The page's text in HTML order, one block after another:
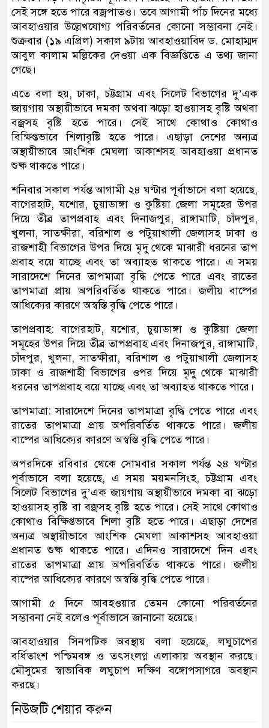
সেই সঙ্গে হতে পারে বজ্রপাতও। তবে আগামী পাঁচ দিনের মধ্যে
আবহাওয়ার উল্লেখযোগ্য পরিবর্তনের কোনো সম্ভাবনা নেই।
শুক্রবার (১৯ এপ্রিল) সকাল ৯টায় আবহাওয়াবিদ ড. মোহাম্মদ
আবুল কালাম মল্লিকের দেওয়া এক বিজ্ঞপ্তিতে এ তথ্য জানা
গেছে।
এতে বলা হয়, ঢাকা, চট্টগ্রাম এবং সিলেট বিভাগের দু’এক
জায়গায় অস্থায়ীভাবে দমকা অথবা ঝড়ো হাওয়াসহ বৃষ্টি অথবা
বজ্রসহ বৃষ্টি হতে পারে। সেই সাথে কোথাও কোথাও
বিক্ষিপ্তভাবে শিলাবৃষ্টি হতে পারে। এছাড়া দেশের অন্যত্র
অস্থায়ীভাবে আংশিক মেঘলা আকাশসহ আবহাওয়া প্রধানত
শুষ্ক থাকতে পারে।
শনিবার সকাল পর্যন্ত আগামী ২৪ ঘণ্টার পূর্বাভাসে বলা হয়েছে,
বাগেরহাট, যশোর, চুয়াডাঙ্গা ও কুষ্টিয়া জেলা সমূহের উপর
দিয়ে তীব্র তাপপ্রবাহ এবং দিনাজপুর, রাঙ্গামাটি, চাঁদপুর,
খুলনা, সাতক্ষীরা, বরিশাল ও পটুয়াখালী জেলাসহ ঢাকা ও
রাজশাহী বিভাগের উপর দিয়ে মৃদু থেকে মাঝারী ধরনের তাপ
প্রবাহ বয়ে যাচ্ছে এবং তা অব্যাহত থাকতে পারে। এ সময়
সারাদেশে দিনের তাপমাত্রা বৃদ্ধি পেতে পারে এবং রাতের
তাপমাত্রা প্রায় অপরিবর্তিত থাকতে পারে। জলীয় বাষ্পের
আধিক্যের কারণে অস্বস্তি বৃদ্ধি পেতে পারে।
তাপপ্রবাহ: বাগেরহাট, যশোর, চুয়াডাঙ্গা ও কুষ্টিয়া জেলা
সমূহের উপর দিয়ে তীব্র তাপপ্রবাহ এবং দিনাজপুর, রাঙ্গামাটি,
চাঁদপুর, খুলনা, সাতক্ষীরা, বরিশাল ও পটুয়াখালী জেলাসহ
ঢাকা ও রাজশাহী বিভাগের ওপর দিয়ে মৃদু থেকে মাঝারী
ধরনের তাপপ্রবাহ বয়ে যাচ্ছে এবং তা অব্যাহত থাকতে পারে।
তাপমাত্রা: সারাদেশে দিনের তাপমাত্রা বৃদ্ধি পেতে পারে এবং
রাতের তাপমাত্রা প্রায় অপরিবর্তিত থাকতে পারে। জলীয়
বাষ্পের আধিক্যের কারণে অস্বস্তি বৃদ্ধি পেতে পারে।
অপরদিকে রবিবার থেকে সোমবার সকাল পর্যন্ত ২৪ ঘণ্টার
পূর্বাভাসে বলা হয়েছে, এ সময় ময়মনসিংহ, চট্টগ্রাম এবং
সিলেট বিভাগের দু’এক জায়গায় অস্থায়ীভাবে দমকা বা ঝড়ো
হাওয়াসহ বৃষ্টি বা বজ্রসহ বৃষ্টি হতে পারে। সেই সাথে কোথাও
কোথাও বিক্ষিপ্তভাবে শিলা বৃষ্টি হতে পারে। এছাড়া দেশের
অন্যত্র অস্থায়ীভাবে আংশিক মেঘলা আকাশসহ আবহাওয়া
প্রধানত শুষ্ক থাকতে পারে। এদিনও সারাদেশে দিন এবং
রাতের তাপমাত্রা প্রায় অপরিবর্তিত থাকতে পারে। জলীয়
বাষ্পের আধিক্যের কারণে অস্বস্তি বৃদ্ধি পেতে পারে।
আগামী ৫ দিনে আবহওয়ার তেমন কোনো পরিবর্তনের
সম্ভাবনা নেই বলেও পূর্বাভাসে জানানো হয়েছে।
আবহাওয়ার সিনপটিক অবস্থায় বলা হয়েছে, লঘুচাপের
বর্ধিতাংশ পশ্চিমবঙ্গ ও তৎসংলগ্ন এলাকায় অবস্থান করছে।
মৌসুমের স্বাভাবিক লঘুচাপ দক্ষিণ বঙ্গোপসাগরে অবস্থান
করছে।
নিউজটি শেয়ার করুন